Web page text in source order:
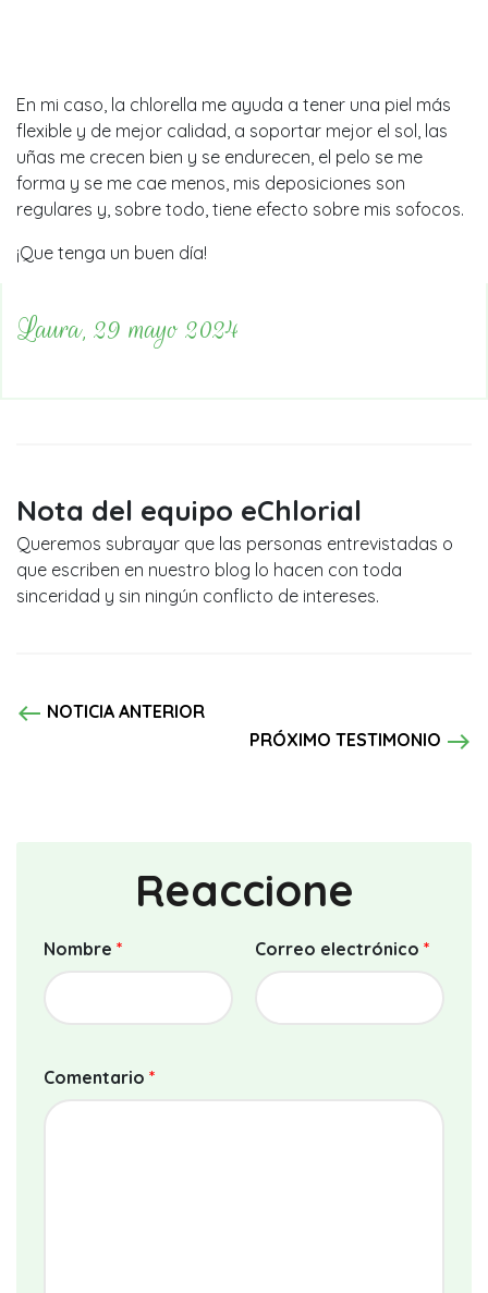
En mi caso, la chlorella me ayuda a tener una piel más
flexible y de mejor calidad, a soportar mejor el sol, las
uñas me crecen bien y se endurecen, el pelo se me
forma y se me cae menos, mis deposiciones son
regulares y, sobre todo, tiene efecto sobre mis sofocos.
¡Que tenga un buen día!
Laura, 29 mayo 2024
Nota del equipo eChlorial
Queremos subrayar que las personas entrevistadas o
que escriben en nuestro blog lo hacen con toda
sinceridad y sin ningún conflicto de intereses.
west NOTICIA ANTERIOR
PRÓXIMO TESTIMONIO east
Reaccione
Nombre * Correo electrónico *
Comentario *